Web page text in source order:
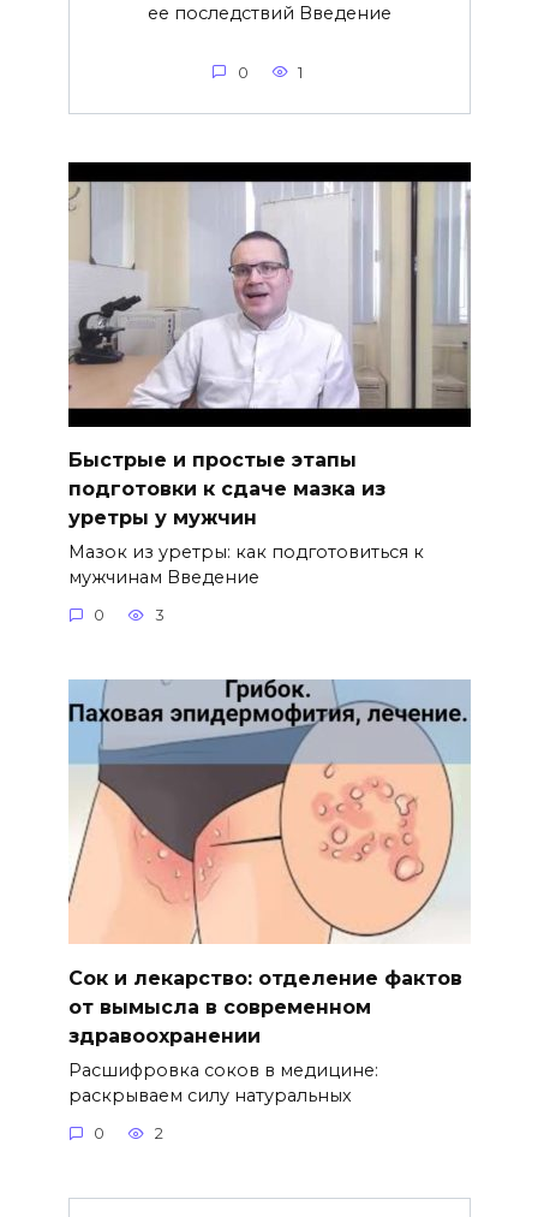
ее последствий Введение
0 1
Быстрые и простые этапы
подготовки к сдаче мазка из
уретры у мужчин
Мазок из уретры: как подготовиться к
мужчинам Введение
0 3
Сок и лекарство: отделение фактов
от вымысла в современном
здравоохранении
Расшифровка соков в медицине:
раскрываем силу натуральных
0 2